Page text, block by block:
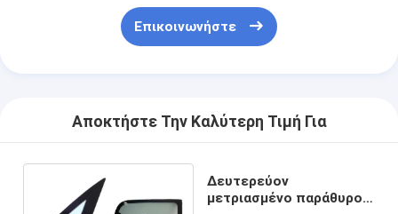
Επικοινωνήστε
Αποκτήστε Την Καλύτερη Τιμή Για
Δευτερεύον
μετριασμένο παράθυρο